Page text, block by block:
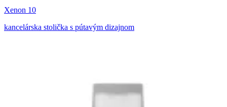
Xenon 10
kancelárska stolička s pútavým dizajnom